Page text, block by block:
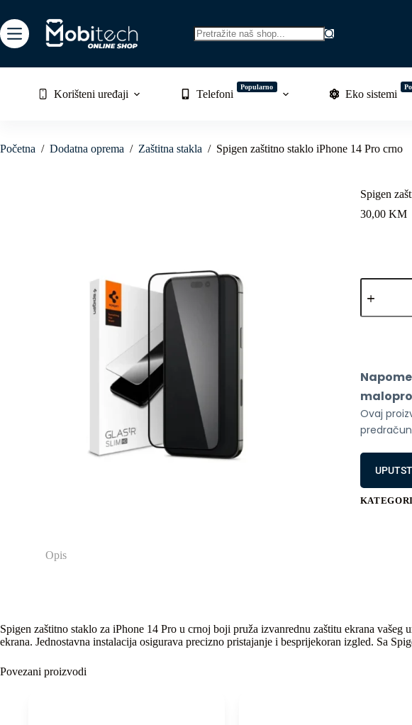
to
content
Korišteni uređaji Telefoni
Popularno
Eko sistemi
Početna / Dodatna oprema / Zaštitna stakla / Spigen zaštitno staklo iPhone 14 Pro crno
Spigen
30,00 KM
Spigen
zaštitno
iPhone
Ovaj
Opis
Spigen zaštitno staklo za iPhone 14 Pro u crnoj boji pruža izvanrednu zaštitu ekrana
ekrana. Jednostavna instalacija osigurava precizno pristajanje i besprijekoran izgled. Sa
Povezani proizvodi